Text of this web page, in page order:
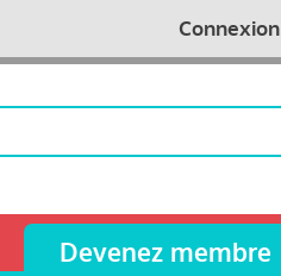
Connexion
Devenez membre